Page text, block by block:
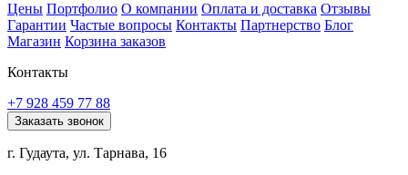
Цены Портфолио О компании Оплата и доставка Отзывы
Гарантии Частые вопросы Контакты Партнерство Блог
Магазин Корзина заказов
Контакты
+7 928 459 77 88
Заказать звонок
г. Гудаута, ул. Тарнава, 16